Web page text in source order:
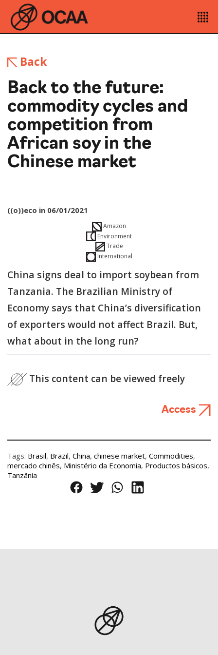
Back
Back to the future:
commodity cycles and
competition from
African soy in the
Chinese market
((o))eco in 06/01/2021
Amazon
Environment
Trade
International
China signs deal to import soybean from
Tanzania. The Brazilian Ministry of
Economy says that China’s diversification
of exporters would not affect Brazil. But,
what about in the long run?
This content can be viewed freely
Access
Tags: Brasil, Brazil, China, chinese market, Commodities,
mercado chinês, Ministério da Economia, Productos básicos,
Tanzânia